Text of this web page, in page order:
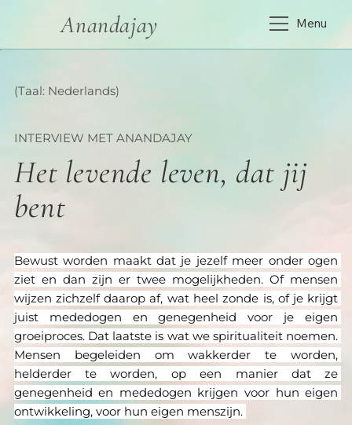
Anandajay Menu
INTERVIEW MET ANANDAJAY
Het levende leven, dat jij
bent
Bewust worden maakt dat je jezelf meer onder ogen
ziet en dan zijn er twee mogelijkheden. Of mensen
wijzen zichzelf daarop af, wat heel zonde is, of je krijgt
juist mededogen en genegenheid voor je eigen
groeiproces. Dat laatste is wat we spiritualiteit noemen.
Mensen begeleiden om wakkerder te worden,
helderder te worden, op een manier dat ze
genegenheid en mededogen krijgen voor hun eigen
ontwikkeling, voor hun eigen menszijn.
(Taal: Nederlands)